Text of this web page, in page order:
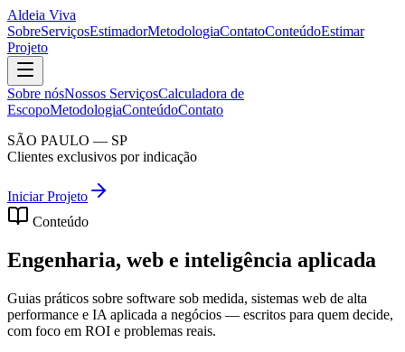
Aldeia Viva
SobreServiçosEstimadorMetodologiaContatoConteúdoEstimar
Projeto
Sobre nósNossos ServiçosCalculadora de
EscopoMetodologiaConteúdoContato
SÃO PAULO — SP
Clientes exclusivos por indicação
Iniciar Projeto
Conteúdo
Engenharia, web e inteligência aplicada
Guias práticos sobre software sob medida, sistemas web de alta
performance e IA aplicada a negócios — escritos para quem decide,
com foco em ROI e problemas reais.